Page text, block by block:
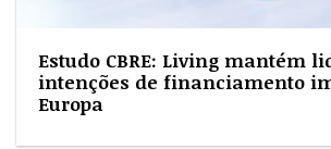
Estudo CBRE: Living mantém
intenções de financiamento
Europa